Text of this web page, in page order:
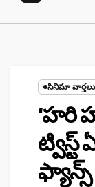
సినిమా వార్తలు
‘హరి
ట్విస్ట్
ఫ్యాన్స్